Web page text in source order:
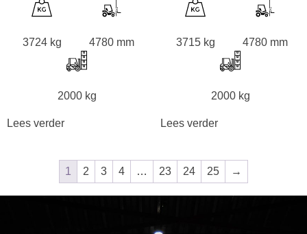
3724 kg 4780 mm
2000 kg
Lees verder
3715 kg 4780 mm
2000 kg
Lees verder
1 2 3 4 … 23 24 25 →